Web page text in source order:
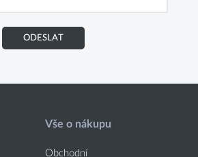
ODESLAT
Vše o nákupu
Obchodní